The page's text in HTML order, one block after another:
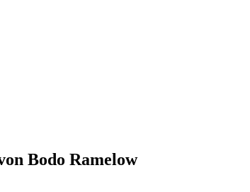
Bodo Ramelow